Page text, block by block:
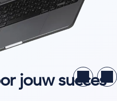
jouw succes